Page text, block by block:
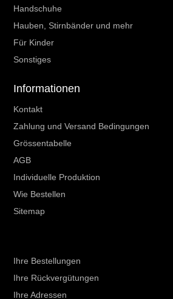
Handschuhe
Hauben, Stirnbänder und mehr
Für Kinder
Sonstiges
Informationen
Kontakt
Zahlung und Versand Bedingungen
Grössentabelle
AGB
Individuelle Produktion
Wie Bestellen
Sitemap
Ihre Bestellungen
Ihre Rückvergütungen
Ihre Adressen